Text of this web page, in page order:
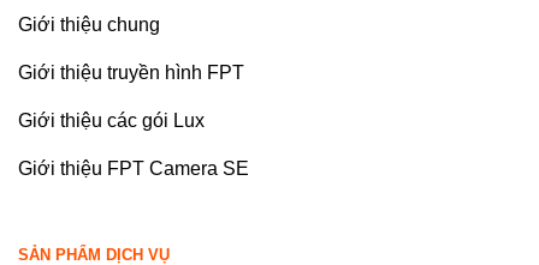
Giới thiệu chung
Giới thiệu truyền hình FPT
Giới thiệu các gói Lux
Giới thiệu FPT Camera SE
SẢN PHẨM DỊCH VỤ